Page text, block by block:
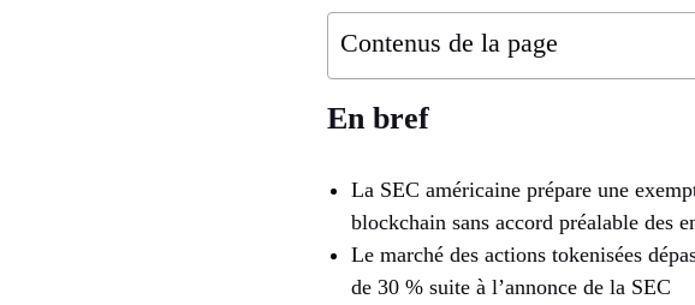
Contenus de la page
En bref
La SEC américaine prépare une
blockchain sans accord préalable des
Le marché des actions tokenisées
de 30 % suite à l’annonce de la SEC